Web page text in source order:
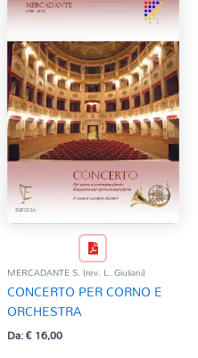
MERCADANTE S. (rev. L. Giuliani)
CONCERTO PER CORNO E
ORCHESTRA
Da:€16,00